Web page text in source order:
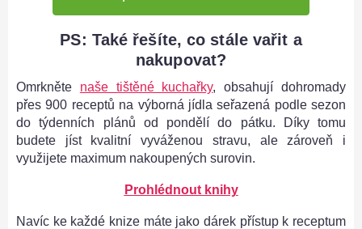
PS: Také řešíte, co stále vařit a
nakupovat?
Omrkněte naše tištěné kuchařky, obsahují dohromady
přes 900 receptů na výborná jídla seřazená podle sezon
do týdenních plánů od pondělí do pátku. Díky tomu
budete jíst kvalitní vyváženou stravu, ale zároveň i
využijete maximum nakoupených surovin.
Prohlédnout knihy
Navíc ke každé knize máte jako dárek přístup k receptum